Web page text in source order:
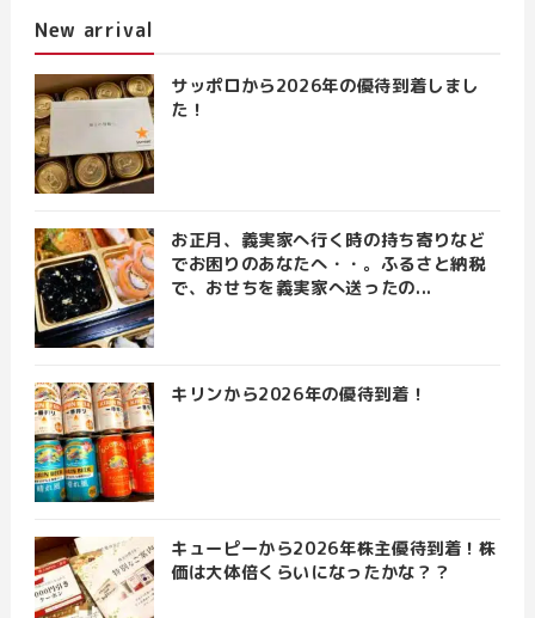
New arrival
サッポロから2026年の優待到着しまし
た！
お正月、義実家へ行く時の持ち寄りなど
でお困りのあなたへ・・。ふるさと納税
で、おせちを義実家へ送ったの...
キリンから2026年の優待到着！
キューピーから2026年株主優待到着！株
価は大体倍くらいになったかな？？